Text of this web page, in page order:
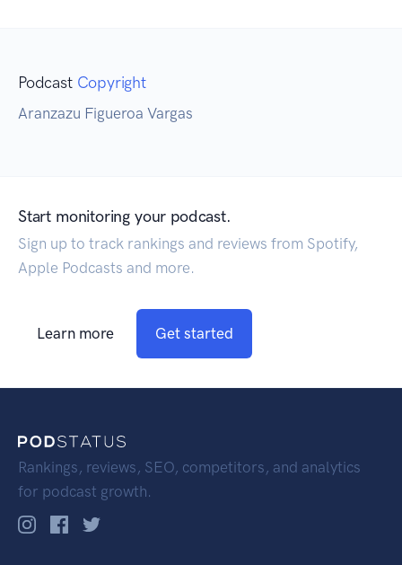
Podcast Copyright
Aranzazu Figueroa Vargas
Start monitoring your podcast.
Sign up to track rankings and reviews from Spotify,
Apple Podcasts and more.
Learn more Get started
Rankings, reviews, SEO, competitors, and analytics
for podcast growth.